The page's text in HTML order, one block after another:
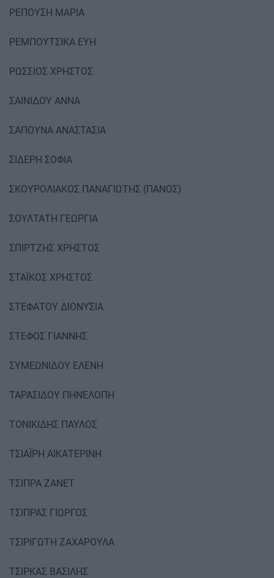
ΡΕΠΟΥΣΗ ΜΑΡΙΑ
ΡΕΜΠΟΥΤΣΙΚΑ ΕΥΗ
ΡΩΣΣΙΟΣ ΧΡΗΣΤΟΣ
ΣΑΙΝΙΔΟΥ ΑΝΝΑ
ΣΑΠΟΥΝΑ ΑΝΑΣΤΑΣΙΑ
ΣΙΔΕΡΗ ΣΟΦΙΑ
ΣΚΟΥΡΟΛΙΑΚΟΣ ΠΑΝΑΓΙΩΤΗΣ (ΠΑΝΟΣ)
ΣΟΥΛΤΑΤΗ ΓΕΩΡΓΙΑ
ΣΠΙΡΤΖΗΣ ΧΡΗΣΤΟΣ
ΣΤΑΪΚΟΣ ΧΡΗΣΤΟΣ
ΣΤΕΦΑΤΟΥ ΔΙΟΝΥΣΙΑ
ΣΤΕΦΟΣ ΓΙΑΝΝΗΣ
ΣΥΜΕΩΝΙΔΟΥ ΕΛΕΝΗ
ΤΑΡΑΣΙΔΟΥ ΠΗΝΕΛΟΠΗ
ΤΟΝΙΚΙΔΗΣ ΠΑΥΛΟΣ
ΤΣΙΑΪΡΗ ΑΙΚΑΤΕΡΙΝΗ
ΤΣΙΠΡΑ ΖΑΝΕΤ
ΤΣΙΠΡΑΣ ΓΙΩΡΓΟΣ
ΤΣΙΡΙΓΩΤΗ ΖΑΧΑΡΟΥΛΑ
ΤΣΙΡΚΑΣ ΒΑΣΙΛΗΣ